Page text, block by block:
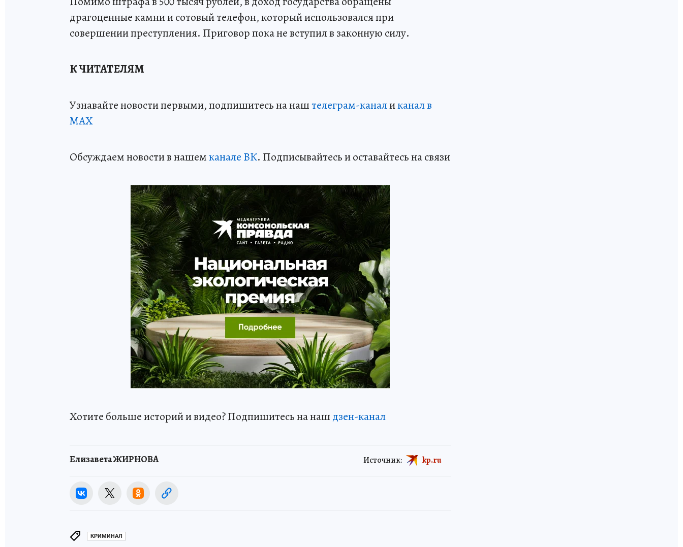
драгоценные камни и сотовый телефон, который использовался при
совершении преступления. Приговор пока не вступил в законную силу.
К ЧИТАТЕЛЯМ
Узнавайте новости первыми, подпишитесь на наштелеграм-каналиканал в
МАХ
Обсуждаем новости в нашемканале ВК. Подписывайтесь и оставайтесь на связи
Хотите больше историй и видео? Подпишитесь на наш дзен-канал
Елизавета ЖИРНОВА Источник: kp.ru
КРИМИНАЛ